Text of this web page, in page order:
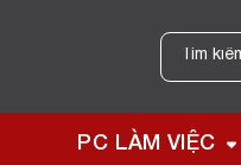
Tìm
kiếm:
PC LÀM VIỆC